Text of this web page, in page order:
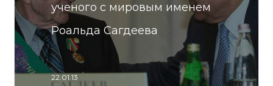
ученого с мировым именем
Роальда Сагдеева
22.01.13